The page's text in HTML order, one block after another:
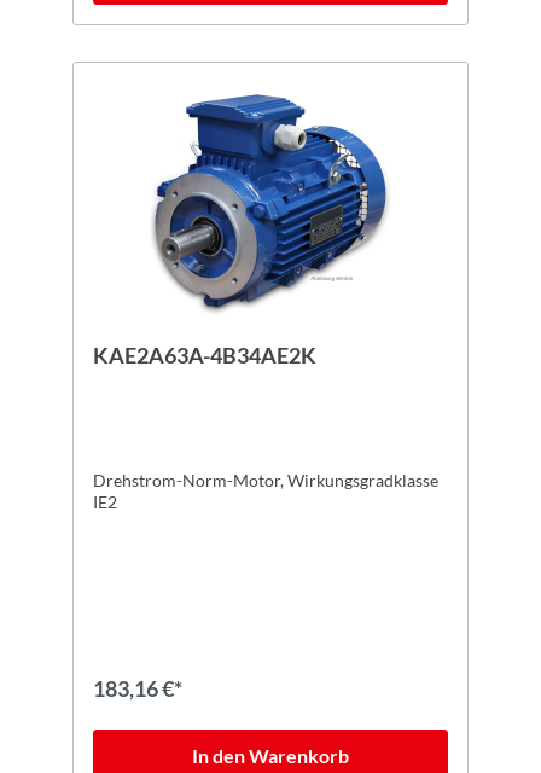
KAE2A63A-4B34AE2K
Drehstrom-Norm-Motor, Wirkungsgradklasse
IE2
183,16 €*
In den Warenkorb